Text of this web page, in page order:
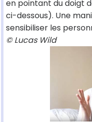
en pointant du doigt
ci-dessous). Une
sensibiliser les
© Lucas Wild